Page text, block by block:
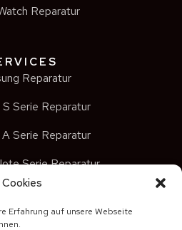
Cookies
Erfahrung auf unsere Webseite
Reparatur
Reparatur
Serie Reparatur
Serie Reparatur
Serie Reparatur